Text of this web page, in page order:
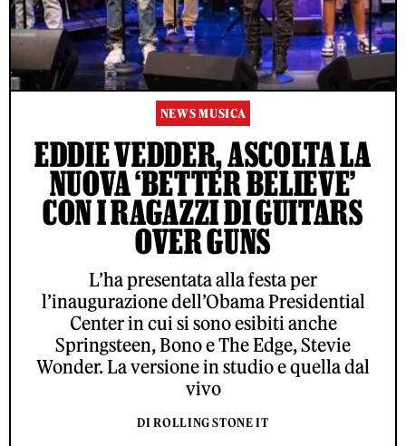
NEWS MUSICA
EDDIE VEDDER, ASCOLTA LA
NUOVA ‘BETTER BELIEVE’
CON I RAGAZZI DI GUITARS
OVER GUNS
L’ha presentata alla festa per
l’inaugurazione dell’Obama Presidential
Center in cui si sono esibiti anche
Springsteen, Bono e The Edge, Stevie
Wonder. La versione in studio e quella dal
vivo
DI ROLLING STONE IT